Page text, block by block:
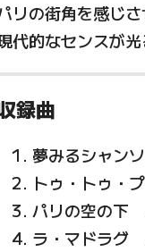
リの街角を感じ
代的なセンスが
録曲
夢みるシャン
トゥ・トゥ・
パリの空の下
ラ・マドラグ